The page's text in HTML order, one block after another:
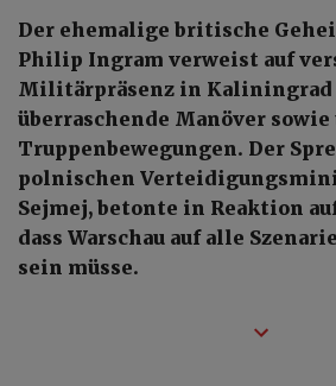
Der ehemalige britische
Philip Ingram verweist auf
Militärpräsenz in Kaliningrad
überraschende Manöver
Truppenbewegungen. Der
polnischen
Sejmej, betonte in Reaktion
dass Warschau auf alle
sein müsse.